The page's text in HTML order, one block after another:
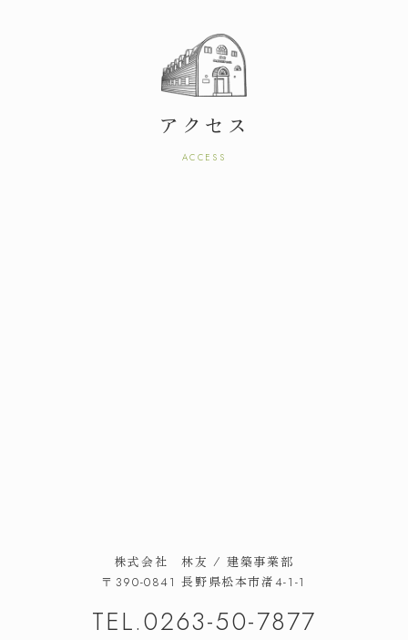
アクセス
ACCESS
株式会社 林友 / 建築事業部
〒390-0841 長野県松本市渚4-1-1
TEL.0263-50-7877